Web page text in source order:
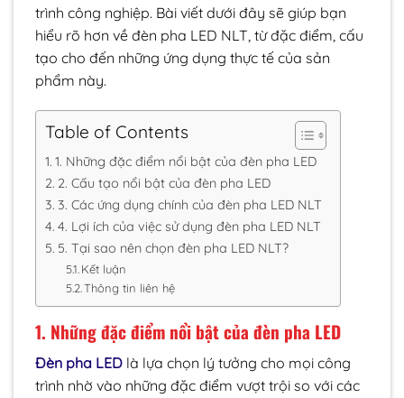
trình công nghiệp. Bài viết dưới đây sẽ giúp bạn
hiểu rõ hơn về đèn pha LED NLT, từ đặc điểm, cấu
tạo cho đến những ứng dụng thực tế của sản
phẩm này.
Table of Contents
1. Những đặc điểm nổi bật của đèn pha LED
2. Cấu tạo nổi bật của đèn pha LED
3. Các ứng dụng chính của đèn pha LED NLT
4. Lợi ích của việc sử dụng đèn pha LED NLT
5. Tại sao nên chọn đèn pha LED NLT?
Kết luận
Thông tin liên hệ
1. Những đặc điểm nổi bật của đèn pha LED
Đèn pha LED là lựa chọn lý tưởng cho mọi công
trình nhờ vào những đặc điểm vượt trội so với các